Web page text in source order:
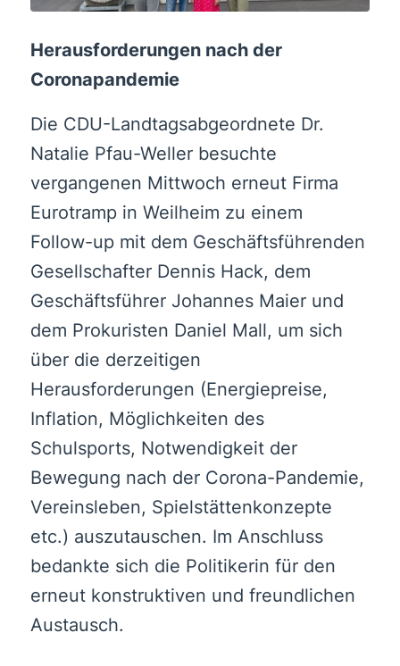
Herausforderungen nach der
Coronapandemie
Die CDU-Landtagsabgeordnete Dr.
Natalie Pfau-Weller besuchte
vergangenen Mittwoch erneut Firma
Eurotramp in Weilheim zu einem
Follow-up mit dem Geschäftsführenden
Gesellschafter Dennis Hack, dem
Geschäftsführer Johannes Maier und
dem Prokuristen Daniel Mall, um sich
über die derzeitigen
Herausforderungen (Energiepreise,
Inflation, Möglichkeiten des
Schulsports, Notwendigkeit der
Bewegung nach der Corona-Pandemie,
Vereinsleben, Spielstättenkonzepte
etc.) auszutauschen. Im Anschluss
bedankte sich die Politikerin für den
erneut konstruktiven und freundlichen
Austausch.